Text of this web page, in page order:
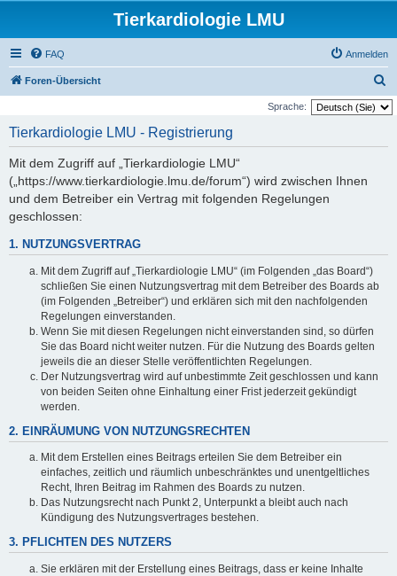
Tierkardiologie LMU
FAQ Anmelden
Foren-Übersicht
u
Sprache:
Tierkardiologie LMU - Registrierung
Mit dem Zugriff auf „Tierkardiologie LMU“
(„https://www.tierkardiologie.lmu.de/forum“) wird zwischen Ihnen
und dem Betreiber ein Vertrag mit folgenden Regelungen
geschlossen:
1. NUTZUNGSVERTRAG
Mit dem Zugriff auf „Tierkardiologie LMU“ (im Folgenden „das Board“)
schließen Sie einen Nutzungsvertrag mit dem Betreiber des Boards ab
(im Folgenden „Betreiber“) und erklären sich mit den nachfolgenden
Regelungen einverstanden.
Wenn Sie mit diesen Regelungen nicht einverstanden sind, so dürfen
Sie das Board nicht weiter nutzen. Für die Nutzung des Boards gelten
jeweils die an dieser Stelle veröffentlichten Regelungen.
Der Nutzungsvertrag wird auf unbestimmte Zeit geschlossen und kann
von beiden Seiten ohne Einhaltung einer Frist jederzeit gekündigt
werden.
2. EINRÄUMUNG VON NUTZUNGSRECHTEN
Mit dem Erstellen eines Beitrags erteilen Sie dem Betreiber ein
einfaches, zeitlich und räumlich unbeschränktes und unentgeltliches
Recht, Ihren Beitrag im Rahmen des Boards zu nutzen.
Das Nutzungsrecht nach Punkt 2, Unterpunkt a bleibt auch nach
Kündigung des Nutzungsvertrages bestehen.
3. PFLICHTEN DES NUTZERS
Sie erklären mit der Erstellung eines Beitrags, dass er keine Inhalte